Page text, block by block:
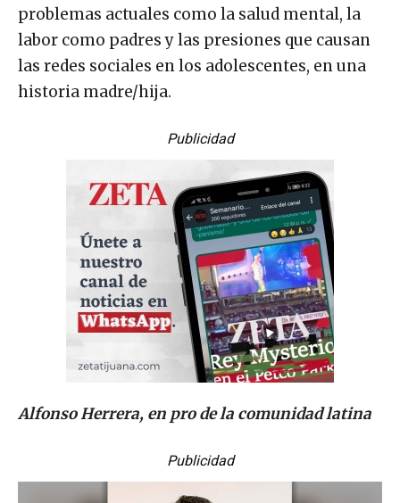
problemas actuales como la salud mental, la
labor como padres y las presiones que causan
las redes sociales en los adolescentes, en una
historia madre/hija.
Publicidad
Alfonso Herrera, en pro de la comunidad latina
Publicidad